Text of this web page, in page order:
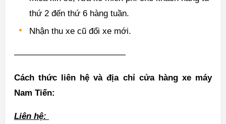
thứ 2 đến thứ 6 hàng tuần.
Nhận thu xe cũ đổi xe mới.
—————————————
Cách thức liên hệ và địa chỉ cửa hàng xe máy
Nam Tiến:
Liên hệ: